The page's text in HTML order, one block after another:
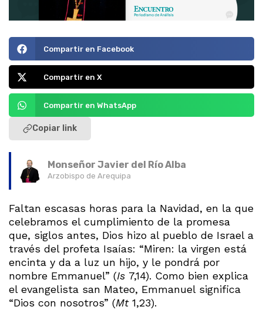
Compartir en Facebook
Compartir en X
Compartir en WhatsApp
Copiar link
Monseñor Javier del Río Alba
Arzobispo de Arequipa
Faltan escasas horas para la Navidad, en la que
celebramos el cumplimiento de la promesa
que, siglos antes, Dios hizo al pueblo de Israel a
través del profeta Isaías: “Miren: la virgen está
encinta y da a luz un hijo, y le pondrá por
nombre Emmanuel” (Is 7,14). Como bien explica
el evangelista san Mateo, Emmanuel significa
“Dios con nosotros” (Mt1,23).